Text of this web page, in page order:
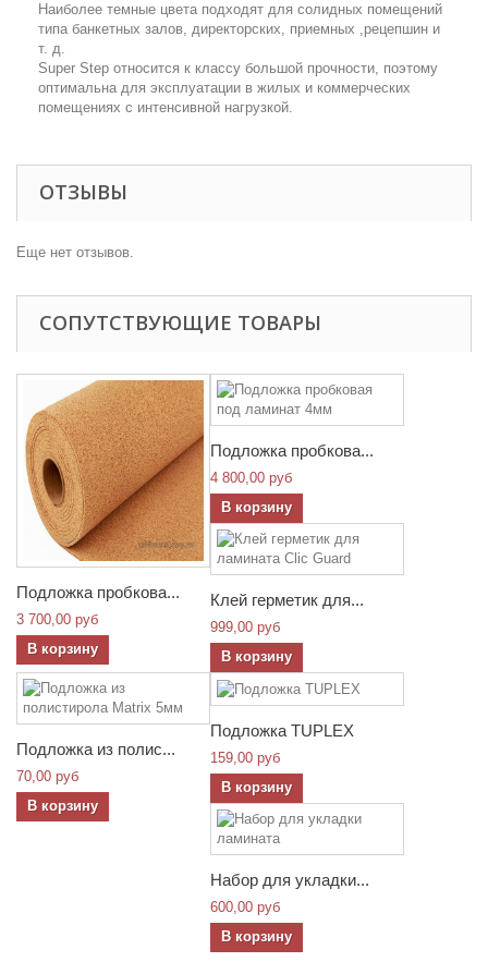
Наиболее темные цвета подходят для солидных помещений
типа банкетных залов, директорских, приемных ,рецепшин и
т. д.
Super Step относится к классу большой прочности, поэтому
оптимальна для эксплуатации в жилых и коммерческих
помещениях с интенсивной нагрузкой.
ОТЗЫВЫ
Еще нет отзывов.
СОПУТСТВУЮЩИЕ ТОВАРЫ
Подложка пробкова...
3 700,00 руб
В корзину
Подложка пробкова...
4 800,00 руб
В корзину
Клей герметик для...
999,00 руб
В корзину
Подложка из полис...
70,00 руб
В корзину
Подложка TUPLEX
159,00 руб
В корзину
Набор для укладки...
600,00 руб
В корзину